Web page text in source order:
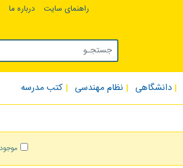
راهنمای سایت درباره ما
دانشگاهی نظام مهندسی کتب مدرسه